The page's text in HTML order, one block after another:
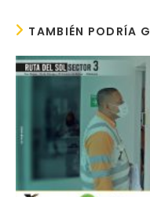
TAMBIÉN PODRÍA